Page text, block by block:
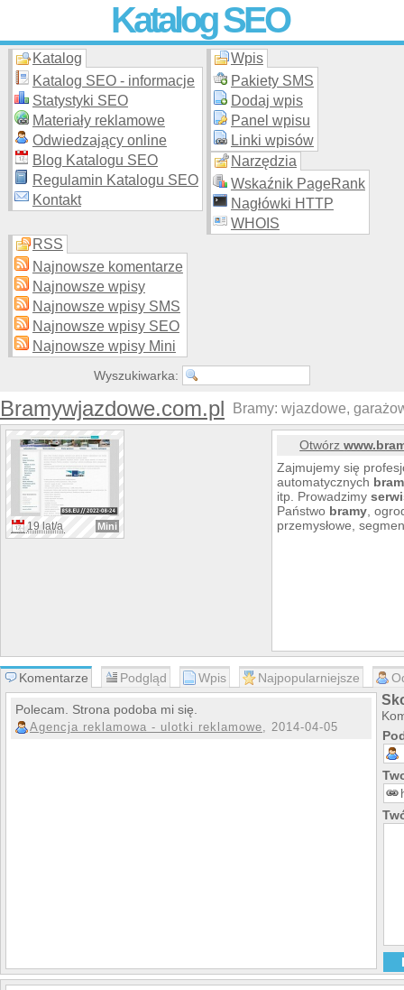
Katalog SEO
Skuteczna i promocja stron WWW –
moderowanego katalogu za darmo!
Katalog
Katalog SEO - informacje
Statystyki SEO
Materiały reklamowe
Odwiedzający online
Blog Katalogu SEO
Regulamin Katalogu SEO
Kontakt
Wpis
Pakiety SMS
Dodaj wpis
Panel wpisu
Linki wpisów
Narzędzia
Wskaźnik PageRank
Nagłówki HTTP
WHOIS
RSS
Najnowsze komentarze
Najnowsze wpisy
Najnowsze wpisy SMS
Najnowsze wpisy SEO
Najnowsze wpisy Mini
Wyszukiwarka:
Bramywjazdowe.com.pl Bramy: wjazdowe,
19 lat/a Mini
Otwórz
Zajmujemy się
automatycznych bram
itp. Prowadzimy
Państwo bramy ,
przemysłowe,
Komentarze Podgląd Wpis Najpopularniejsze
Polecam. Strona podoba mi się.
Agencja reklamowa - ulotki reklamowe, 2014-04-05